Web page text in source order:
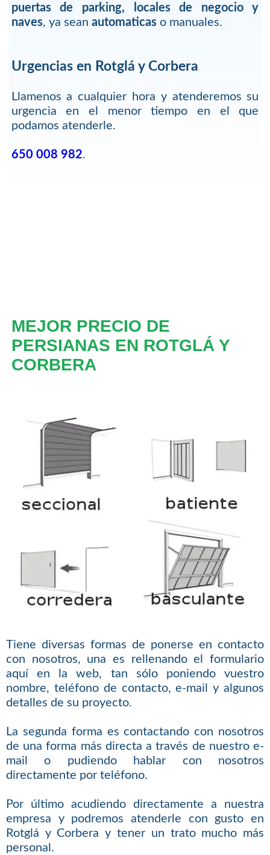
puertas de parking, locales de negocio y
naves, ya sean automaticaso manuales.
Urgencias en Rotglá y Corbera
Llamenos a cualquier hora y atenderemos su
urgencia en el menor tiempo en el que
podamos atenderle.
650 008 982.
MEJOR PRECIO DE
PERSIANAS EN ROTGLÁ Y
CORBERA
Tiene diversas formas de ponerse en contacto
con nosotros, una es rellenando el formulario
aquí en la web, tan sólo poniendo vuestro
nombre, teléfono de contacto, e-mail y algunos
detalles de su proyecto.
La segunda forma es contactando con nosotros
de una forma más directa a través de nuestro e-
mail o pudiendo hablar con nosotros
directamente por teléfono.
Por último acudiendo directamente a nuestra
empresa y podremos atenderle con gusto en
Rotglá y Corbera y tener un trato mucho más
personal.